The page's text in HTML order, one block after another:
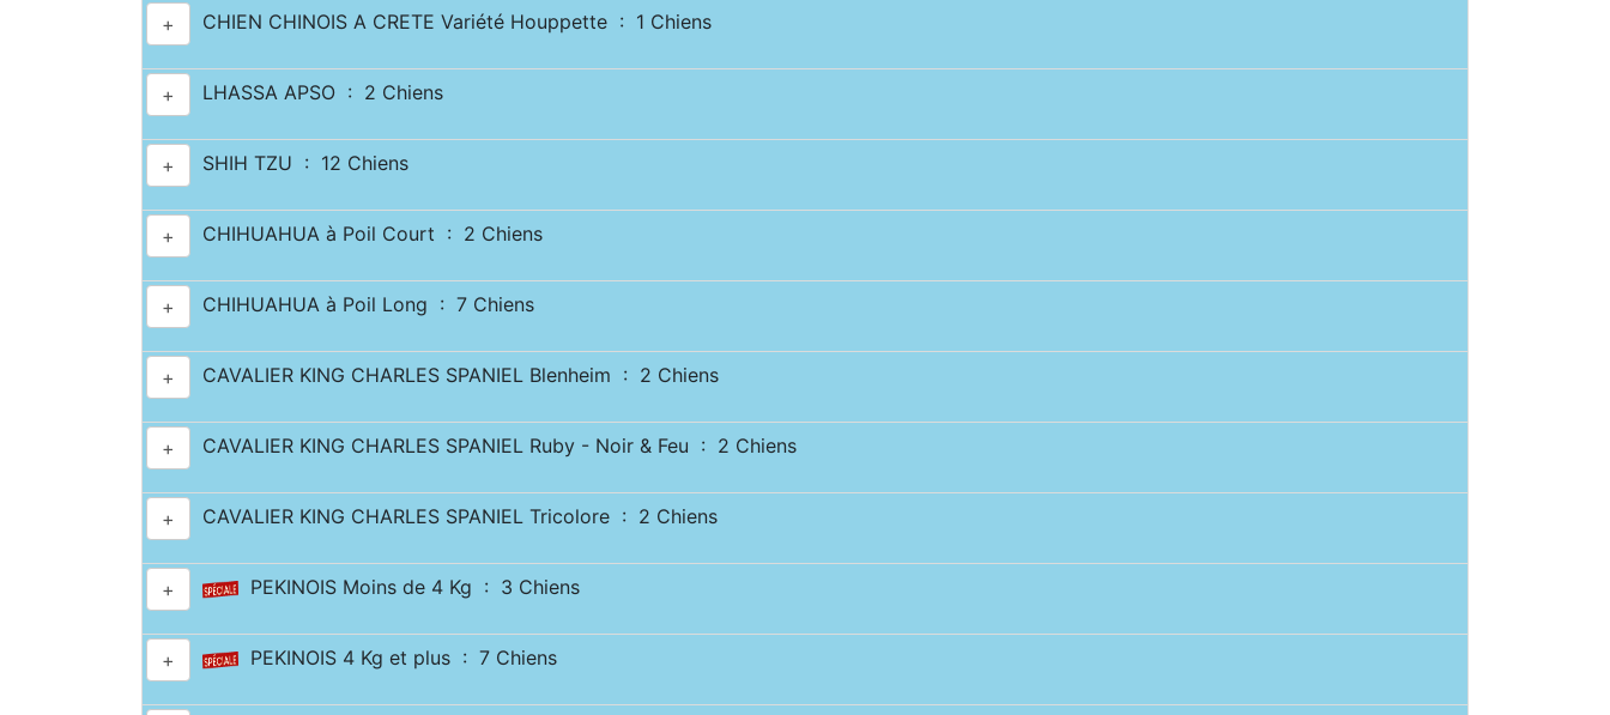
+ CHIEN CHINOIS A CRETE Variété Houppette : 1 Chiens
+ LHASSA APSO : 2 Chiens
+ SHIH TZU : 12 Chiens
+ CHIHUAHUA à Poil Court : 2 Chiens
+ CHIHUAHUA à Poil Long : 7 Chiens
+ CAVALIER KING CHARLES SPANIEL Blenheim : 2 Chiens
+ CAVALIER KING CHARLES SPANIEL Ruby - Noir & Feu : 2 Chiens
+ CAVALIER KING CHARLES SPANIEL Tricolore : 2 Chiens
+ PEKINOIS Moins de 4 Kg : 3 Chiens
+ PEKINOIS 4 Kg et plus : 7 Chiens